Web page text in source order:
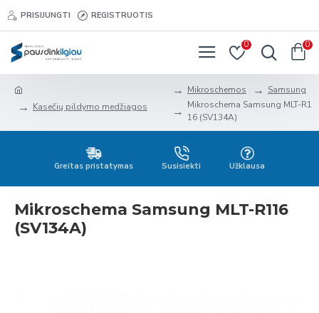
PRISIJUNGTI REGISTRUOTIS
0 0
Kasečių pildymo medžiagos
Mikroschemos
Samsung
Mikroschema Samsung MLT-R1
16 (SV134A)
Greitas pristatymas Susisiekti Užklausa
Mikroschema Samsung MLT-R116
(SV134A)